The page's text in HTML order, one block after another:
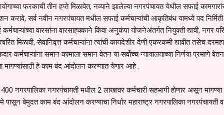
फरकाची तीन हप्ते मिळावेत, नव्याने झालेल्या नगरपंचायत येथील सफाई
करावे, सर्व नवीन नगरपंचायत मधील सफाई कर्मचाऱ्यांची आकृतिबंध यामध्ये पद निर्मिती
वारसांना वारसाहक्काने किंवा अनुकंपा योजनेअंतर्गत नियुक्ती द्यावी, नगर
मिळावी, सेवानिवृत्त कर्मचाऱ्यांना त्यांची कायदेशीर देणी एकरकमी द्यावीत तसेच दरमहा
कर्मचाऱ्यांना समान कामाला समान वेतन या सर्वोच्च न्यायालयाच्या निर्णया प्रमाणे
मागण्यांसाठी हे काम बंद आंदोलन करण्यात येणार आहे .
400 नगरपालिका नगरपंचायती मधील 2 लाखावर कर्मचारी सहभागी होणार असून मागण्या
मे पासून बेमुदत काम बंद आंदोलन करण्याचा निर्धार महाराष्ट्र नगरपालिका नगरपंचायती